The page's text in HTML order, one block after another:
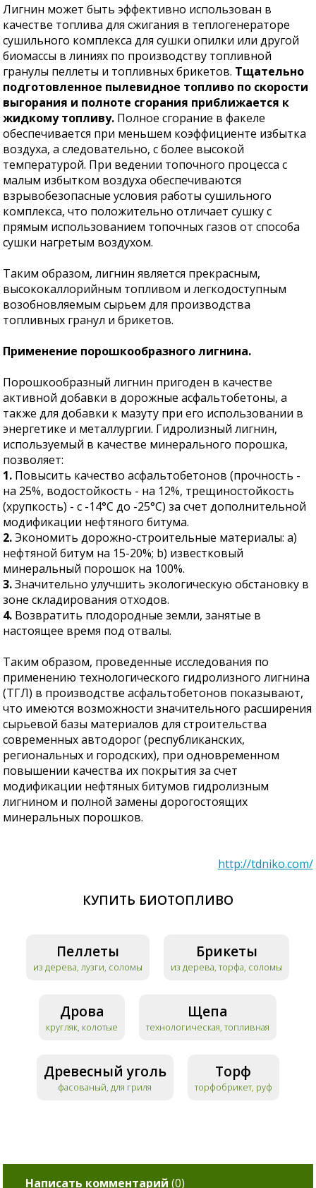
Лигнин может быть эффективно использован в
качестве топлива для сжигания в теплогенераторе
сушильного комплекса для сушки опилки или другой
биомассы в линиях по производству топливной
гранулы пеллеты и топливных брикетов. Тщательно
подготовленное пылевидное топливо по скорости
выгорания и полноте сгорания приближается к
жидкому топливу. Полное сгорание в факеле
обеспечивается при меньшем коэффициенте избытка
воздуха, а следовательно, с более высокой
температурой. При ведении топочного процесса с
малым избытком воздуха обеспечиваются
взрывобезопасные условия работы сушильного
комплекса, что положительно отличает сушку с
прямым использованием топочных газов от способа
сушки нагретым воздухом.
Таким образом, лигнин является прекрасным,
высококаллорийным топливом и легкодоступным
возобновляемым сырьем для производства
топливных гранул и брикетов.
Применение порошкообразного лигнина.
Порошкообразный лигнин пригоден в качестве
активной добавки в дорожные асфальтобетоны, а
также для добавки к мазуту при его использовании в
энергетике и металлургии. Гидролизный лигнин,
используемый в качестве минерального порошка,
позволяет:
1. Повысить качество асфальтобетонов (прочность -
на 25%, водостойкость - на 12%, трещиностойкость
(хрупкость) - с -14°С до -25°С) за счет дополнительной
модификации нефтяного битума.
2.Экономить дорожно-строительные материалы: a)
нефтяной битум на 15-20%; b) известковый
минеральный порошок на 100%.
3.Значительно улучшить экологическую обстановку в
зоне складирования отходов.
4. Возвратить плодородные земли, занятые в
настоящее время под отвалы.
Таким образом, проведенные исследования по
применению технологического гидролизного лигнина
(ТГЛ) в производстве асфальтобетонов показывают,
что имеются возможности значительного расширения
сырьевой базы материалов для строительства
современных автодорог (республиканских,
региональных и городских), при одновременном
повышении качества их покрытия за счет
модификации нефтяных битумов гидролизным
лигнином и полной замены дорогостоящих
минеральных порошков.
http://tdniko.com/
КУПИТЬ БИОТОПЛИВО
Пеллеты
из дерева, лузги, соломы
Брикеты
из дерева, торфа, соломы
Дрова
кругляк, колотые
Щепа
технологическая, топливная
Древесный уголь
фасованый, для гриля
Торф
торфобрикет, руф
Написать комментарий (0)